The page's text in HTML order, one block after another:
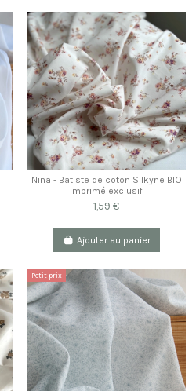
Nina - Batiste de coton Silkyne BIO
imprimé exclusif
1,59 €
Ajouter au panier
Petit prix